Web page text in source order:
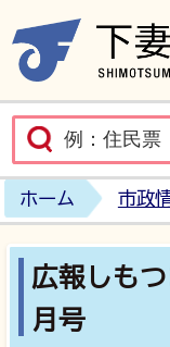
ホーム 市政
広報しも
月号